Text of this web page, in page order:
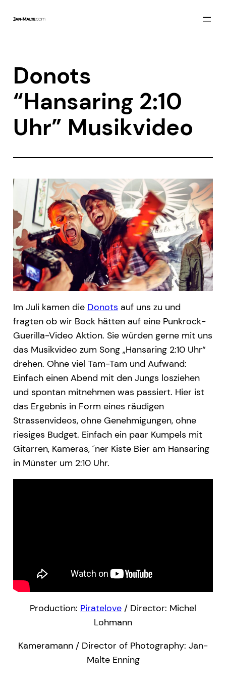
Inhalt
Donots
“Hansaring 2:10
Uhr” Musikvideo
Im Juli kamen die Donots auf uns zu und
fragten ob wir Bock hätten auf eine Punkrock-
Guerilla-Video Aktion. Sie würden gerne mit uns
das Musikvideo zum Song „Hansaring 2:10 Uhr“
drehen. Ohne viel Tam-Tam und Aufwand:
Einfach einen Abend mit den Jungs losziehen
und spontan mitnehmen was passiert. Hier ist
das Ergebnis in Form eines räudigen
Strassenvideos, ohne Genehmigungen, ohne
riesiges Budget. Einfach ein paar Kumpels mit
Gitarren, Kameras, ´ner Kiste Bier am Hansaring
in Münster um 2:10 Uhr.
Production: Piratelove / Director: Michel
Lohmann
Kameramann / Director of Photography: Jan-
Malte Enning